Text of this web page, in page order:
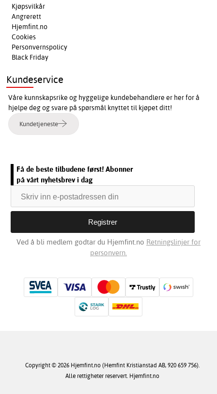
Kjøpsvilkår
Angrerett
Hjemfint.no
Cookies
Personvernspolicy
Black Friday
Kundeservice
Våre kunnskapsrike og hyggelige kundebehandlere er her for å
hjelpe deg og svare på spørsmål knyttet til kjøpet ditt!
Kundetjeneste
Få de beste tilbudene først! Abonner
på vårt nyhetsbrev i dag
Ved å bli medlem godtar du Hjemfint.no Retningslinjer for
personvern.
Copyright © 2026 Hjemfint.no (Hemfint Kristianstad AB, 920 659 756).
Alle rettigheter reservert. Hjemfint.no